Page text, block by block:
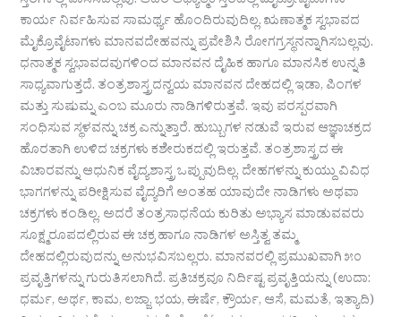
ಕಾರ್ಯ ನಿರ್ವಹಿಸುವ ಸಾಮರ್ಥ್ಯ ಹೊಂದಿರುವುದಿಲ್ಲ. ಋಣಾತ್ಮಕ ಸ್ವಭಾವದ
ಮೈಕ್ರೊವೈಟಾಗಳು ಮಾನವದೇಹವನ್ನು ಪ್ರವೇಶಿಸಿ ರೋಗಗ್ರಸ್ಥನನ್ನಾಗಿಸಬಲ್ಲವು.
ಧನಾತ್ಮಕ ಸ್ವಭಾವದವುಗಳಿಂದ ಮಾನವನ ದೈಹಿಕ ಹಾಗೂ ಮಾನಸಿಕ ಉನ್ನತಿ
ಸಾಧ್ಯವಾಗುತ್ತದೆ. ತಂತ್ರಶಾಸ್ತ್ರದನ್ವಯ ಮಾನವನ ದೇಹದಲ್ಲಿ ಇಡಾ, ಪಿಂಗಳ
ಮತ್ತು ಸುಷುಮ್ನ ಎಂಬ ಮೂರು ನಾಡಿಗಳಿರುತ್ತವೆ. ಇವು ಪರಸ್ಪರವಾಗಿ
ಸಂಧಿಸುವ ಸ್ಥಳವನ್ನು ಚಕ್ರ ಎನ್ನುತ್ತಾರೆ. ಹುಬ್ಬುಗಳ ನಡುವೆ ಇರುವ ಆಜ್ಞಾಚಕ್ರದ
ಹೊರತಾಗಿ ಉಳಿದ ಚಕ್ರಗಳು ಕಶೇರುಕದಲ್ಲಿ ಇರುತ್ತವೆ. ತಂತ್ರಶಾಸ್ತ್ರದ ಈ
ವಿಚಾರವನ್ನು ಆಧುನಿಕ ವೈದ್ಯಶಾಸ್ತ್ರ ಒಪ್ಪುವುದಿಲ್ಲ. ದೇಹಗಳನ್ನು ಕುಯ್ದು ವಿವಿಧ
ಭಾಗಗಳನ್ನು ಪರೀಕ್ಷಿಸುವ ವೈದ್ಯರಿಗೆ ಅಂತಹ ಯಾವುದೇ ನಾಡಿಗಳು ಅಥವಾ
ಚಕ್ರಗಳು ಕಂಡಿಲ್ಲ. ಅದರೆ ತಂತ್ರಸಾಧನೆಯ ಕುರಿತು ಅಭ್ಯಾಸ ಮಾಡುವವರು
ಸೂಕ್ಷ್ಮರೂಪದಲ್ಲಿರುವ ಈ ಚಕ್ರ ಹಾಗೂ ನಾಡಿಗಳ ಅಸ್ತಿತ್ವ ತಮ್ಮ
ದೇಹದಲ್ಲಿರುವುದನ್ನು ಅನುಭವಿಸಬಲ್ಲರು. ಮಾನವರಲ್ಲಿ ಪ್ರಮುಖವಾಗಿ ೫೦
ಪ್ರವೃತ್ತಿಗಳನ್ನು ಗುರುತಿಸಲಾಗಿದೆ. ಪ್ರತಿಚಕ್ರವೂ ನಿರ್ದಿಷ್ಟ ಪ್ರವೃತ್ತಿಯನ್ನು (ಉದಾ:
ಧರ್ಮ, ಅರ್ಥ, ಕಾಮ, ಲಜ್ಜಾ, ಭಯ, ಈರ್ಷೆ, ಕ್ರೌರ್ಯ, ಆಸೆ, ಮಮತೆ, ಇತ್ಯಾದಿ)